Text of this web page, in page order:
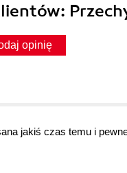
opinię
jakiś czas temu i